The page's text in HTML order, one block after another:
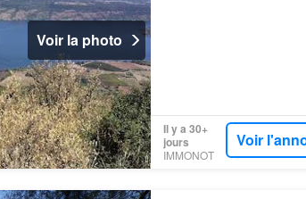
Voir la photo
Il y a 30+
jours
IMMONOT
Voir